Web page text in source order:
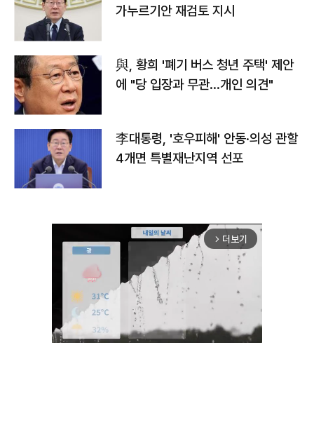
가누르기안 재검토 지시
與, 황희 '폐기 버스 청년 주택' 제안
에 "당 입장과 무관…개인 의견"
李대통령, '호우피해' 안동·의성 관할
4개면 특별재난지역 선포
arrow_forward_ios 더보기